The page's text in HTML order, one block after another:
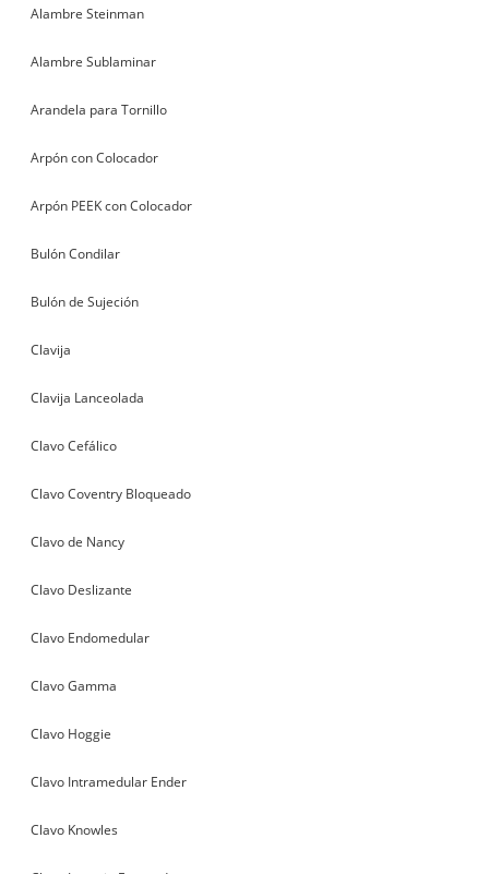
Alambre Steinman
Alambre Sublaminar
Arandela para Tornillo
Arpón con Colocador
Arpón PEEK con Colocador
Bulón Condilar
Bulón de Sujeción
Clavija
Clavija Lanceolada
Clavo Cefálico
Clavo Coventry Bloqueado
Clavo de Nancy
Clavo Deslizante
Clavo Endomedular
Clavo Gamma
Clavo Hoggie
Clavo Intramedular Ender
Clavo Knowles